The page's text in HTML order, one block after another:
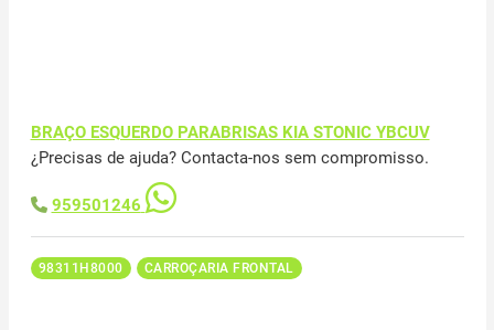
BRAÇO ESQUERDO PARABRISAS KIA STONIC YBCUV
¿Precisas de ajuda? Contacta-nos sem compromisso.
959501246
98311H8000 CARROÇARIA FRONTAL